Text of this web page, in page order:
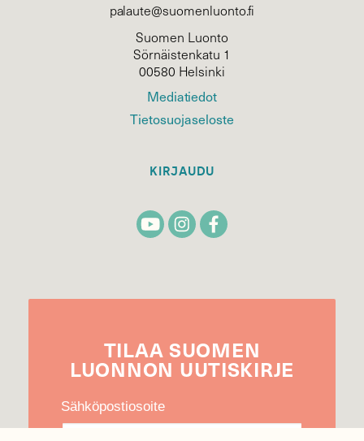
palaute@suomenluonto.fi
Suomen Luonto
Sörnäistenkatu 1
00580 Helsinki
Mediatiedot
Tietosuojaseloste
KIRJAUDU
TILAA SUOMEN
LUONNON UUTIS­KIRJE
Sähköpostiosoite